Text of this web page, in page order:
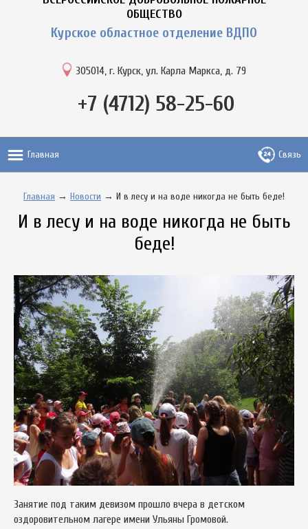
ОБЩЕСТВО
Курское областное отделение ВДПО
305014, г. Курск, ул. Карла Маркса, д. 79
+7 (4712) 58-25-60
Главная Связь
Главная → Новости → И в лесу и на воде никогда не быть беде!
И в лесу и на воде никогда не быть
беде!
Занятие под таким девизом прошло вчера в детском
оздоровительном лагере имени Ульяны Громовой.